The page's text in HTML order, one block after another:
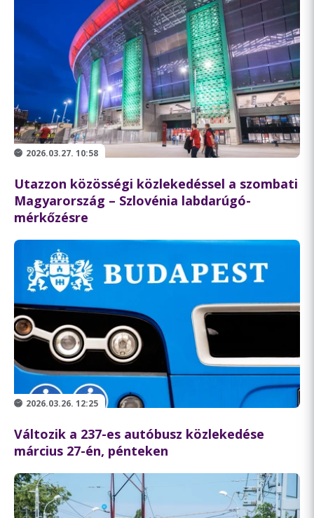
2026.03.27. 10:58
Utazzon közösségi közlekedéssel a szombati
Magyarország – Szlovénia labdarúgó-
mérkőzésre
2026.03.26. 12:25
Változik a 237-es autóbusz közlekedése
március 27-én, pénteken